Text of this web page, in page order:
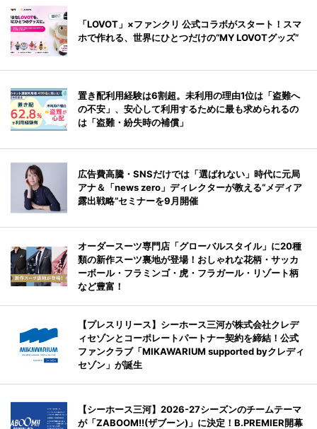
「LOVOT」×ファンクリ 公式コラボがスタート！スマ
ホで作れる、世界にひとつだけの“MY LOVOTグッズ”
置き配利用経験は6割超。未利用の理由1位は「盗難へ
の不安」、安心して利用するために最も求められるの
は「盗難・紛失時の補償」
広告費高騰・SNSだけでは「選ばれない」時代に元局
アナ＆「news zero」ディレクターが教える“メディア
露出戦略”セミナーを9月開催
オーダースーツ専門店「グローバルスタイル」に20種
類の新作スーツ裏地が登場！おしゃれな花柄・サッカ
ーボール・フラミンゴ・虎・フラガール・リゾート柄
など豊富！
【プレスリリース】シーホース三河が株式会社クレデ
ィセゾンとコーポレートパートナー契約を締結！公式
ファンクラブ「MIKAWARIUM supported byクレディ
セゾン」が誕生
【シーホース三河】2026-27シーズンのチームテーマ
が「ZABOOM!!(ザブーン)」に決定！B.PREMIER開幕